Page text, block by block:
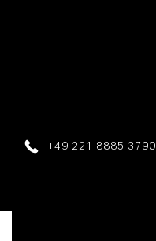
+49 221 8885 3790